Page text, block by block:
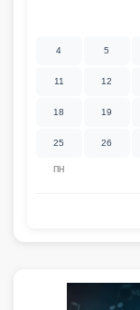
ПН
4 5
11 12
18 19
25 26